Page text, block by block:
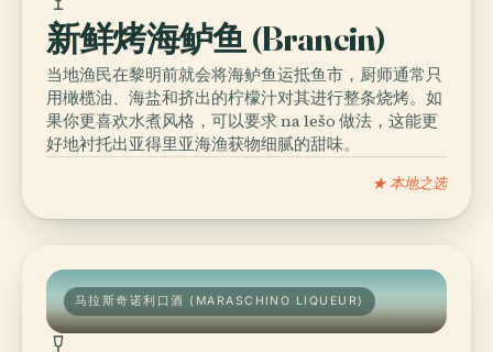
新鲜烤海鲈鱼 (Brancin)
当地渔民在黎明前就会将海鲈鱼运抵鱼市，厨师通常只
用橄榄油、海盐和挤出的柠檬汁对其进行整条烧烤。如
果你更喜欢水煮风格，可以要求 na lešo 做法，这能更
好地衬托出亚得里亚海渔获物细腻的甜味。
★ 本地之选
马拉斯奇诺利口酒 (MARASCHINO LIQUEUR)